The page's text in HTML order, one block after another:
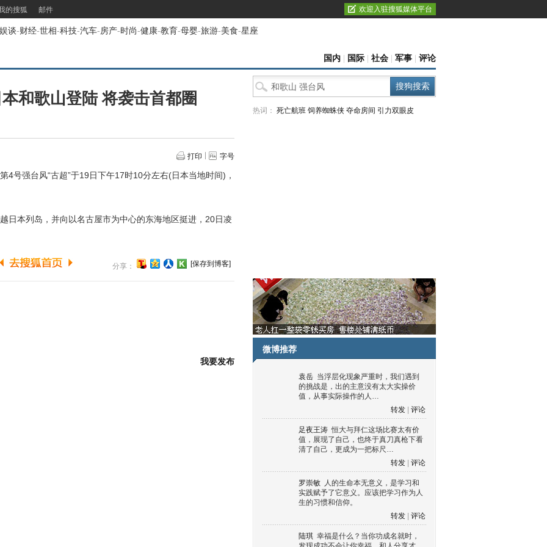
的搜狐 邮件 欢迎入驻搜狐媒体平台
娱谈-财经-世相-科技-汽车-房产-时尚-健康-教育-母婴-旅游-美食-星座
国内 国际 社会 军事 评论
和歌山登陆 将袭击首都圈
打印 字号
强台风“古超”于19日下午17时10分左右(日本当地时间)，
本列岛，并向以名古屋市为中心的东海地区挺进，20日凌
分享： [保存到博客]
我要发布
热词： 死亡航班 饲养蜘蛛侠 夺命房间 引力双眼皮
微博推荐
袁岳 当浮层化现象严重时，我们遇到
的挑战是，出的主意没有太大实操价
值，从事实际操作的人…
转发
评论
足夜王涛 恒大与拜仁这场比赛太有价
值，展现了自己，也终于真刀真枪下看
清了自己，更成为一把标尺…
转发
评论
罗崇敏 人的生命本无意义，是学习和
实践赋予了它意义。应该把学习作为人
生的习惯和信仰。
转发
评论
陆琪 幸福是什么？当你功成名就时，